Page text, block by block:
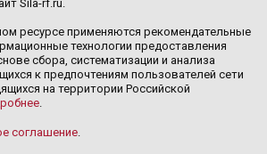
Sila-rf.ru.
ресурсе применяются рекомендательные
технологии предоставления
сбора, систематизации и анализа
к предпочтениям пользователей сети
на территории Российской
.
соглашение.